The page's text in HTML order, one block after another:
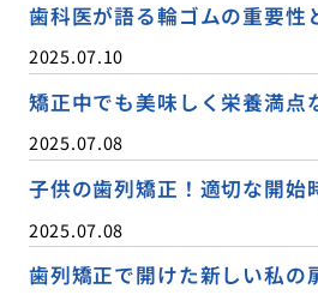
歯科医が語る輪ゴムの重要性
2025.07.10
矯正中でも美味しく栄養満点
2025.07.08
子供の歯列矯正！適切な開始
2025.07.08
歯列矯正で開けた新しい私の